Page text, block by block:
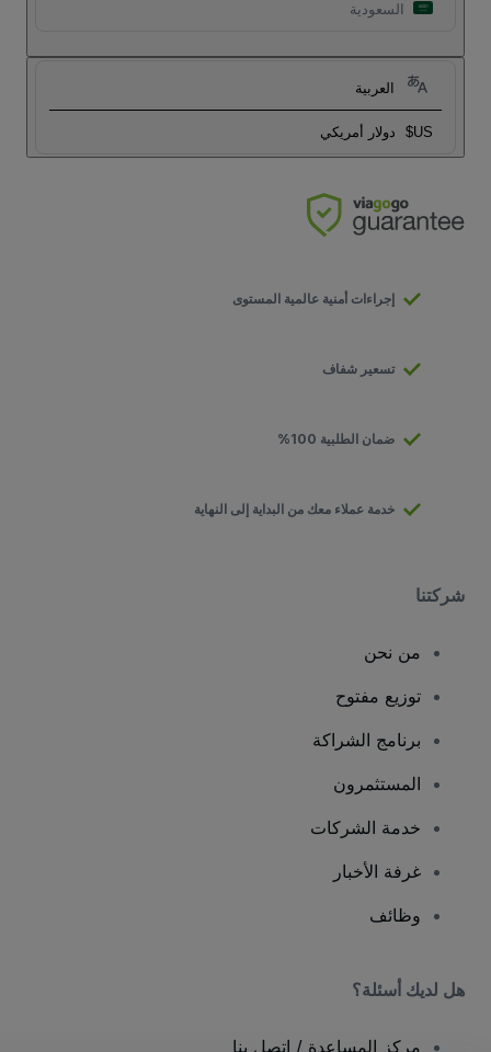
السعودية
العربية
US$ دولار أمريكي
إجراءات أمنية عالمية المستوى
تسعير شفاف
ضمان الطلبية 100%
خدمة عملاء معك من البداية إلى النهاية
شركتنا
من نحن
توزيع مفتوح
برنامج الشراكة
المستثمرون
خدمة الشركات
غرفة الأخبار
وظائف
هل لديك أسئلة؟
مركز المساعدة / اتصل بنا